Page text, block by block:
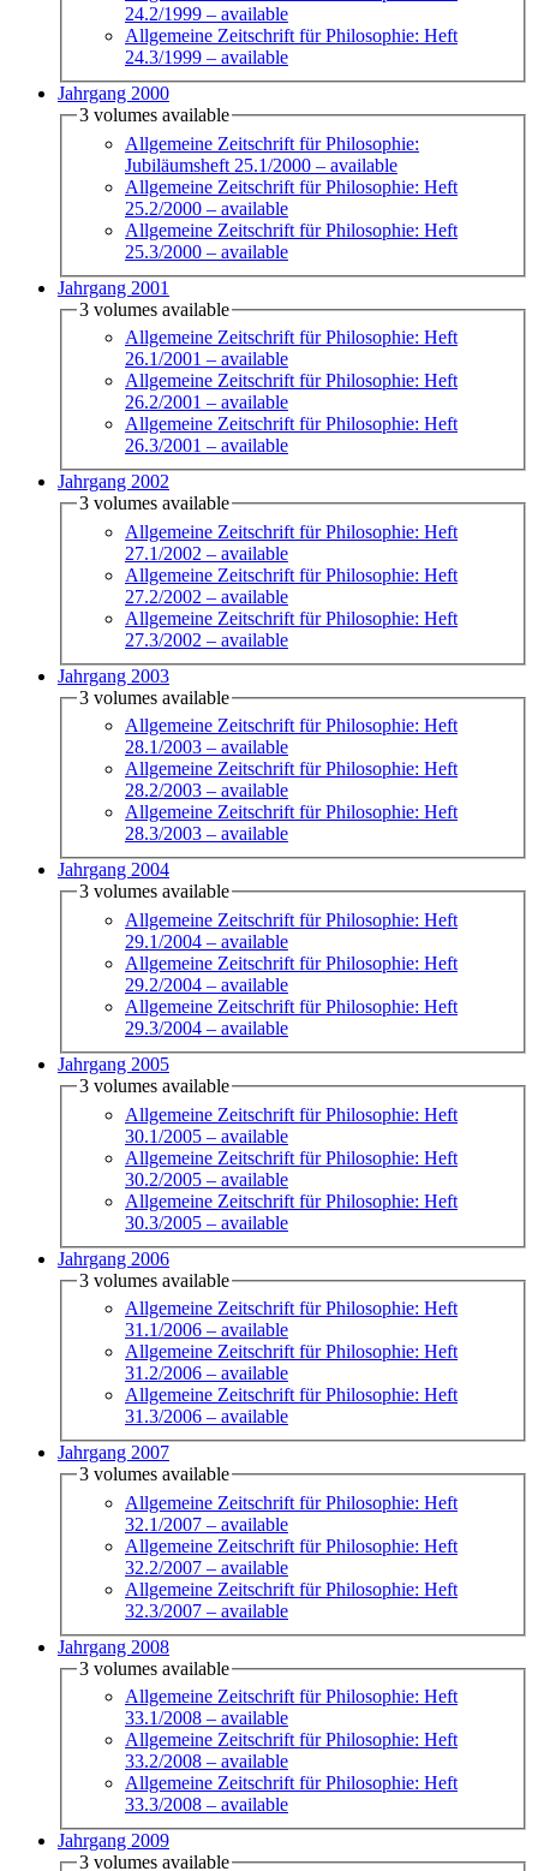
24.2/1999 – available
Allgemeine Zeitschrift für Philosophie: Heft
24.3/1999 – available
Jahrgang 2000
3 volumes available
Allgemeine Zeitschrift für Philosophie:
Jubiläumsheft 25.1/2000 – available
Allgemeine Zeitschrift für Philosophie: Heft
25.2/2000 – available
Allgemeine Zeitschrift für Philosophie: Heft
25.3/2000 – available
Jahrgang 2001
3 volumes available
Allgemeine Zeitschrift für Philosophie: Heft
26.1/2001 – available
Allgemeine Zeitschrift für Philosophie: Heft
26.2/2001 – available
Allgemeine Zeitschrift für Philosophie: Heft
26.3/2001 – available
Jahrgang 2002
3 volumes available
Allgemeine Zeitschrift für Philosophie: Heft
27.1/2002 – available
Allgemeine Zeitschrift für Philosophie: Heft
27.2/2002 – available
Allgemeine Zeitschrift für Philosophie: Heft
27.3/2002 – available
Jahrgang 2003
3 volumes available
Allgemeine Zeitschrift für Philosophie: Heft
28.1/2003 – available
Allgemeine Zeitschrift für Philosophie: Heft
28.2/2003 – available
Allgemeine Zeitschrift für Philosophie: Heft
28.3/2003 – available
Jahrgang 2004
3 volumes available
Allgemeine Zeitschrift für Philosophie: Heft
29.1/2004 – available
Allgemeine Zeitschrift für Philosophie: Heft
29.2/2004 – available
Allgemeine Zeitschrift für Philosophie: Heft
29.3/2004 – available
Jahrgang 2005
3 volumes available
Allgemeine Zeitschrift für Philosophie: Heft
30.1/2005 – available
Allgemeine Zeitschrift für Philosophie: Heft
30.2/2005 – available
Allgemeine Zeitschrift für Philosophie: Heft
30.3/2005 – available
Jahrgang 2006
3 volumes available
Allgemeine Zeitschrift für Philosophie: Heft
31.1/2006 – available
Allgemeine Zeitschrift für Philosophie: Heft
31.2/2006 – available
Allgemeine Zeitschrift für Philosophie: Heft
31.3/2006 – available
Jahrgang 2007
3 volumes available
Allgemeine Zeitschrift für Philosophie: Heft
32.1/2007 – available
Allgemeine Zeitschrift für Philosophie: Heft
32.2/2007 – available
Allgemeine Zeitschrift für Philosophie: Heft
32.3/2007 – available
Jahrgang 2008
3 volumes available
Allgemeine Zeitschrift für Philosophie: Heft
33.1/2008 – available
Allgemeine Zeitschrift für Philosophie: Heft
33.2/2008 – available
Allgemeine Zeitschrift für Philosophie: Heft
33.3/2008 – available
Jahrgang 2009
3 volumes available